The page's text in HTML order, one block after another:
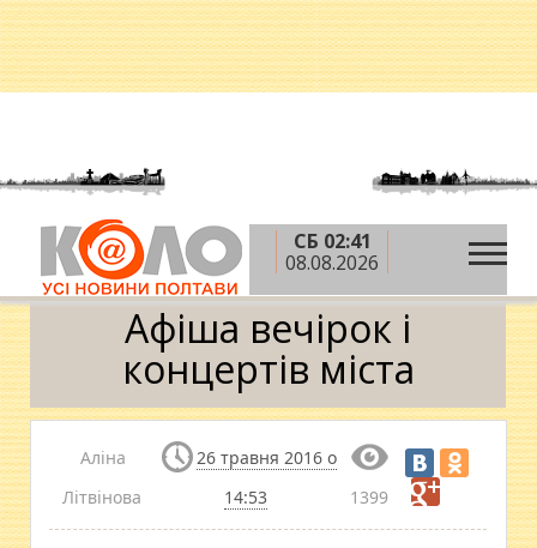
СБ 02:41
08.08.2026
Головна » Новини » Афіша »Афіша вечірок і
концертів міста
Афіша вечірок і
концертів міста
Аліна
Літвінова
26 травня 2016 о
14:53
1399